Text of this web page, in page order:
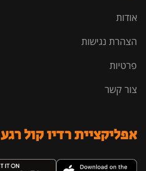
אודות
הצהרת נגישות
פרטיות
צור קשר
אפליקציית רדיו קול רגע